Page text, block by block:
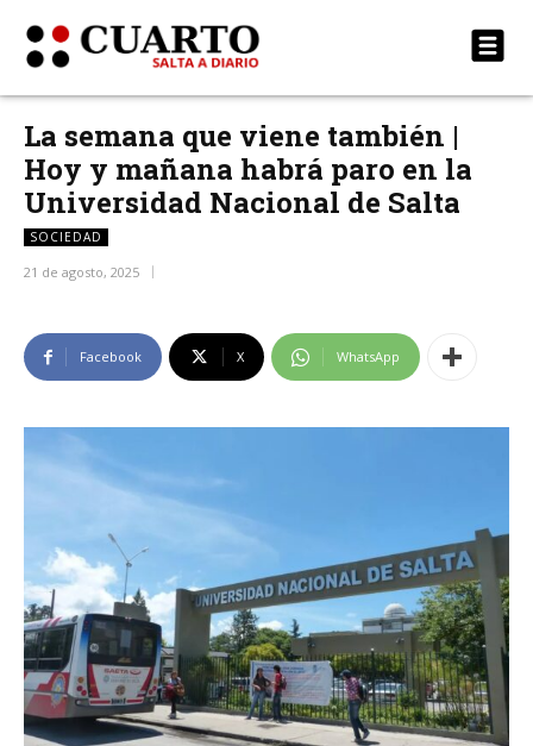
La semana que viene también |
Hoy y mañana habrá paro en la
Universidad Nacional de Salta
SOCIEDAD
21 de agosto, 2025
Facebook X WhatsApp